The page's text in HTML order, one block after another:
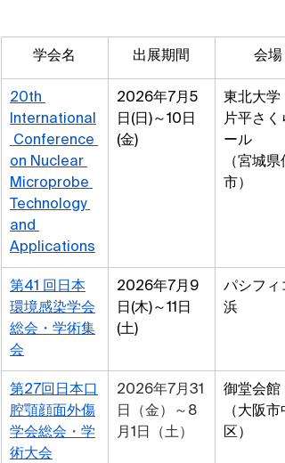
学会名 出展期間 会場
20th
International
Conference
on Nuclear
Microprobe
Technology
and
Applications
2026年7月5
日(日)～10日
(金)
東北大
片平さく
ール
（宮城県
市）
第41 回日本
環境感染学会
総会・学術集
会
2026年7月9
日(木)～11日
(土)
パシフィ
浜
第27回日本口
腔顎顔面外傷
学会総会・学
術大会
2026年7月31
日（金）～8
月1日（土）
御堂会館
（大阪市
区）